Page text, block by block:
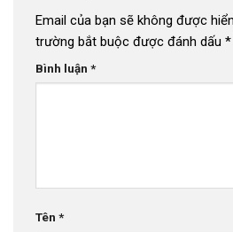
Email của bạn sẽ không được
trường bắt buộc được đánh dấu *
Bình luận *
Tên *